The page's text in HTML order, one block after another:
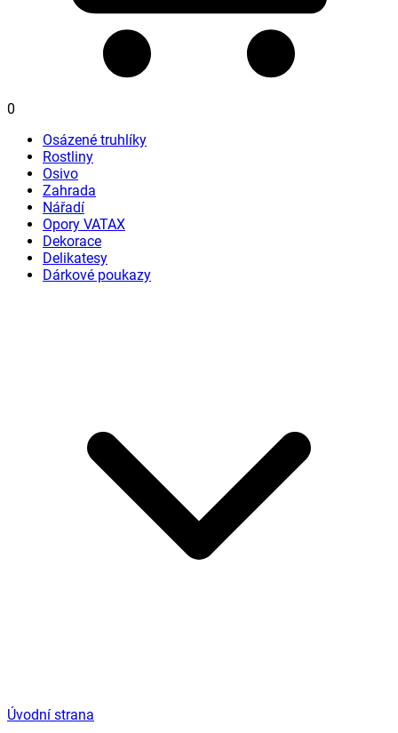
0
Osázené truhlíky
Rostliny
Osivo
Zahrada
Nářadí
Opory VATAX
Dekorace
Delikatesy
Dárkové poukazy
Úvodní strana